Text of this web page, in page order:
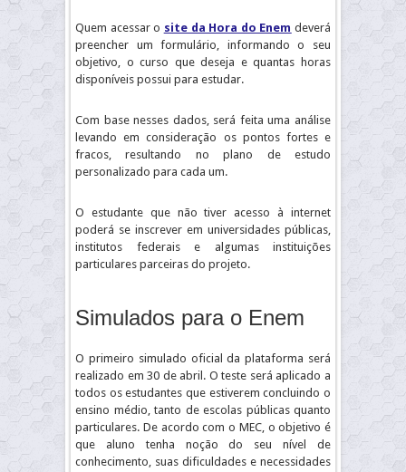
Quem acessar o site da Hora do Enem deverá
preencher um formulário, informando o seu
objetivo, o curso que deseja e quantas horas
disponíveis possui para estudar.
Com base nesses dados, será feita uma análise
levando em consideração os pontos fortes e
fracos, resultando no plano de estudo
personalizado para cada um.
O estudante que não tiver acesso à internet
poderá se inscrever em universidades públicas,
institutos federais e algumas instituições
particulares parceiras do projeto.
Simulados para o Enem
O primeiro simulado oficial da plataforma será
realizado em 30 de abril. O teste será aplicado a
todos os estudantes que estiverem concluindo o
ensino médio, tanto de escolas públicas quanto
particulares. De acordo com o MEC, o objetivo é
que aluno tenha noção do seu nível de
conhecimento, suas dificuldades e necessidades